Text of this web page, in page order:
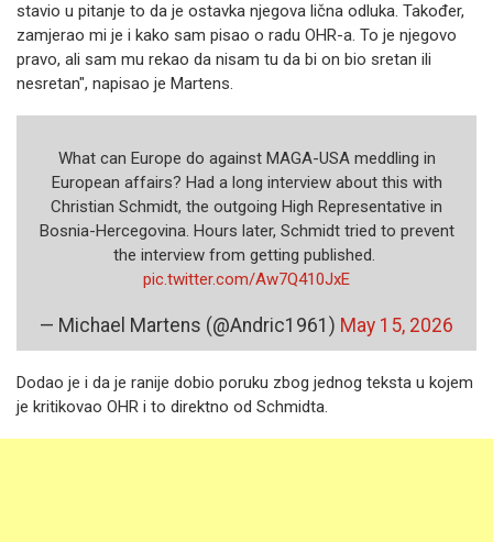
stavio u pitanje to da je ostavka njegova lična odluka. Također,
zamjerao mi je i kako sam pisao o radu OHR-a. To je njegovo
pravo, ali sam mu rekao da nisam tu da bi on bio sretan ili
nesretan", napisao je Martens.
What can Europe do against MAGA-USA meddling in
European affairs? Had a long interview about this with
Christian Schmidt, the outgoing High Representative in
Bosnia-Hercegovina. Hours later, Schmidt tried to prevent
the interview from getting published. ️
pic.twitter.com/Aw7Q410JxE
— Michael Martens (@Andric1961) May 15, 2026
Dodao je i da je ranije dobio poruku zbog jednog teksta u kojem
je kritikovao OHR i to direktno od Schmidta.